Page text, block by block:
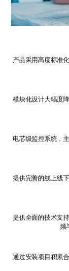
产品采用高度标准
模块化设计大幅度
电芯级监控系统，
提供完善的线上线
提供全面的技术支
频
通过安装项目积累